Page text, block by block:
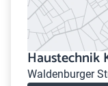
Haustechnik
Waldenburger